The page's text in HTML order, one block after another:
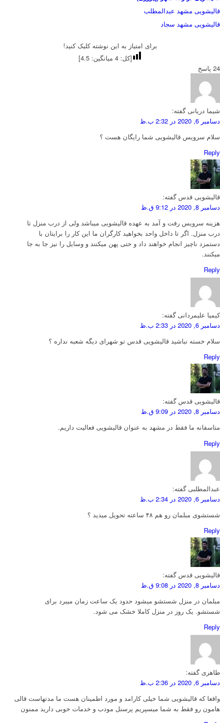
قالیشویی مشهد عبدالمطلب
قالیشویی مشهد سجاد
برای امتیاز به این نوشته کلیک کنید!
[کل:4 میانگین:4.5
]
24 پاسخ
شیما دریانی گفته:
دسامبر 6, 2020 در 2:32 ب.ظ
سلام سرویس قالیشویی شما رایگان هست ؟
Reply
قالیشویی قدس گفته:
دسامبر 8, 2020 در 9:12 ق.ظ
هزینه سرویس رفت و آمد به عهده قالیشویی میباشد ولی از درب منزل تا
درب منزل. اگر تا داخل واحد بخواهید کارگران ما این کار را برایتان با
دستمزد ناچیز انجام خواهند داد و حتی پهن میکنند و وسایل را نیز جا به جا
میکنند.
Reply
کیمیا علیمردانی گفته:
دسامبر 6, 2020 در 2:33 ب.ظ
سلام خسته نباشید قالیشویی قدس تو شهرای دیگه شعبه نداره ؟
Reply
قالیشویی قدس گفته:
دسامبر 8, 2020 در 9:09 ق.ظ
متاسفانه ما فقط در مشهد به عنوان قالیشویی فعالیت داریم.
Reply
عبدالمطلبی گفته:
دسامبر 6, 2020 در 2:34 ب.ظ
شستشوی مبلمان رو هم ۴۸ ساعته تحویل میدید ؟
Reply
قالیشویی قدس گفته:
دسامبر 8, 2020 در 9:08 ق.ظ
مبلمان در منزل شستشو میشود حدود یک ساعت زمان میبرد برای
شستشو. یک روز در منزل کاملا خشک می شود.
Reply
طاهری گفته:
دسامبر 6, 2020 در 2:36 ب.ظ
واقعا که قالیشویی شما خیلی کارامد و مورد اطمینان هست ما مدتهاست قالی
هامون رو فقط به شما میسپریم پرسنل مودب و خدمات خوبی دارید ممنون